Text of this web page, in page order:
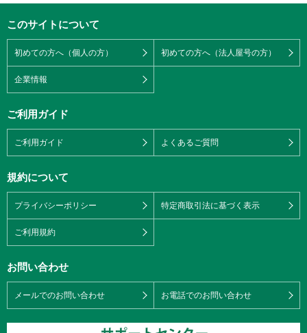
このサイトについて
初めての方へ（個人の方） 初めての方へ（法人屋号の方）
企業情報
ご利用ガイド
ご利用ガイド よくあるご質問
規約について
プライバシーポリシー 特定商取引法に基づく表示
ご利用規約
お問い合わせ
メールでのお問い合わせ お電話でのお問い合わせ